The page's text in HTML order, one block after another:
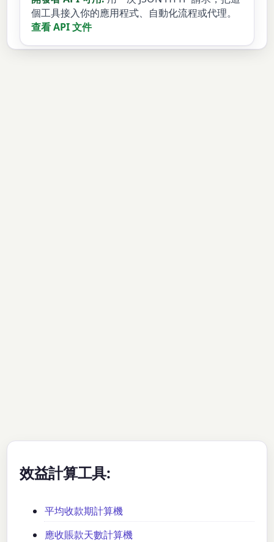
個工具接入你的應用程式、自動化流程或代理。
查看 API 文件
效益計算工具:
平均收款期計算機
應收賬款天數計算機